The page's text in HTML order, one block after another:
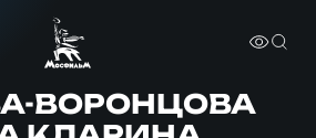
ВОРОНЦОВА